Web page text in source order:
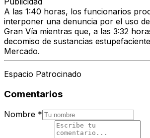
A las 1:40 horas, los funcionarios
interponer una denuncia por el uso
Gran Vía mientras que, a las 3:32
decomiso de sustancias
Mercado.
Espacio Patrocinado
Comentarios
Nombre *